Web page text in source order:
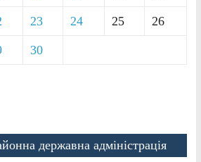
23 24 25 26
30
державна адміністрація